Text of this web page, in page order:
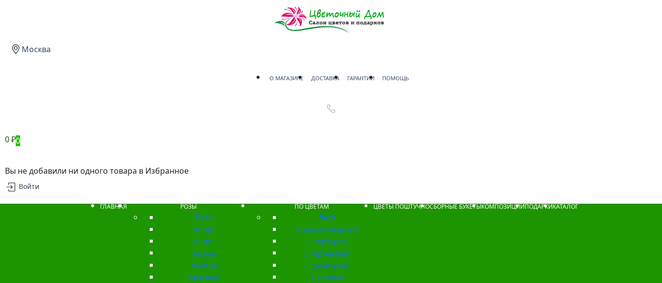
Москва
О МАГАЗИНЕ ДОСТАВКА ГАРАНТИИ ПОМОЩЬ
0₽0
Вы не добавили ни одного товара в Избранное
Войти
ГЛАВНАЯ РОЗЫ
Back
101 шт.
51 шт.
Белые
Жёлтые
Красные
ПО ЦВЕТАМ
Back
С альстромерией
С герберой
С гортензией
С диантусом
С розами
ЦВЕТЫ ПОШТУЧНОСБОРНЫЕ БУКЕТЫКОМПОЗИЦИИПОДАРКИКАТАЛОГ